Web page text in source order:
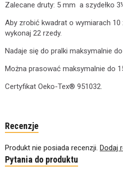
Zalecane druty: 5 mm a szydełko
Aby zrobić kwadrat o wymiarach
wykonaj 22 rzedy.
Nadaje się do pralki maksymalnie do
Można prasować maksymalnie do
Certyfikat Oeko-Tex® 951032.
Recenzje
Produkt nie posiada recenzji. Dodaj
Pytania do produktu